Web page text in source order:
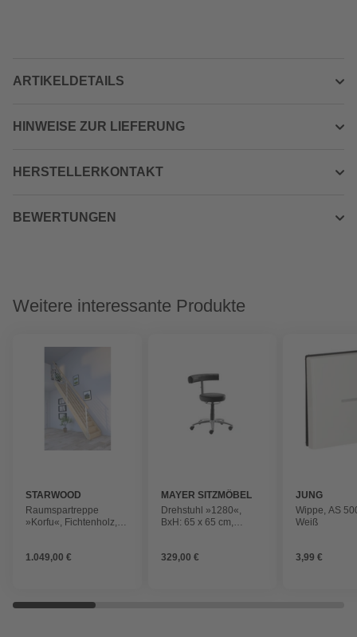
ARTIKELDETAILS
HINWEISE ZUR LIEFERUNG
HERSTELLERKONTAKT
BEWERTUNGEN
Weitere interessante Produkte
STARWOOD
Raumspartreppe
»Korfu«, Fichtenholz,
1.049,00 €
MAYER SITZMÖBEL
Drehstuhl »1280«,
BxH: 65 x 65 cm,
329,00 €
JUNG
Wippe, AS
Weiß
3,99 €